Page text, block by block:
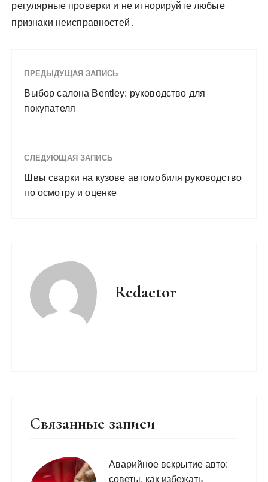
регулярные проверки и не игнорируйте любые
признаки неисправностей․
ПРЕДЫДУЩАЯ ЗАПИСЬ
Выбор салона Bentley: руководство для
покупателя
СЛЕДУЮЩАЯ ЗАПИСЬ
Швы сварки на кузове автомобиля руководство
по осмотру и оценке
Redactor
Связанные записи
Аварийное вскрытие авто:
советы, как избежать